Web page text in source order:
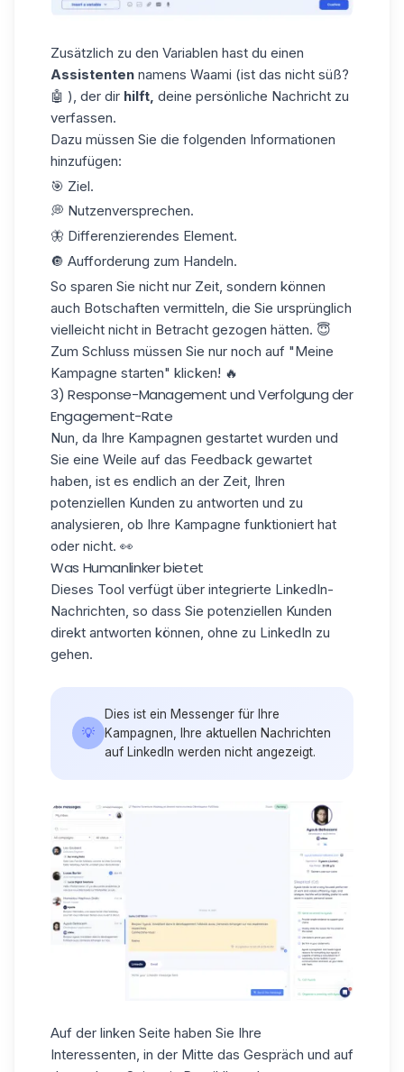
Zusätzlich zu den Variablen hast du einen
Assistenten namens Waami (ist das nicht süß?
🤖 ), der dir hilft, deine persönliche Nachricht zu
verfassen.
Dazu müssen Sie die folgenden Informationen
hinzufügen:
🎯 Ziel.
💭 Nutzenversprechen.
🦋 Differenzierendes Element.
🔘 Aufforderung zum Handeln.
So sparen Sie nicht nur Zeit, sondern können
auch Botschaften vermitteln, die Sie ursprünglich
vielleicht nicht in Betracht gezogen hätten. 😇
Zum Schluss müssen Sie nur noch auf "Meine
Kampagne starten" klicken! 🔥
3) Response-Management und Verfolgung der
Engagement-Rate
Nun, da Ihre Kampagnen gestartet wurden und
Sie eine Weile auf das Feedback gewartet
haben, ist es endlich an der Zeit, Ihren
potenziellen Kunden zu antworten und zu
analysieren, ob Ihre Kampagne funktioniert hat
oder nicht. 👀
Was Humanlinker bietet
Dieses Tool verfügt über integrierte LinkedIn-
Nachrichten, so dass Sie potenziellen Kunden
direkt antworten können, ohne zu LinkedIn zu
gehen.
💡
Dies ist ein Messenger für Ihre
Kampagnen, Ihre aktuellen Nachrichten
auf LinkedIn werden nicht angezeigt.
Auf der linken Seite haben Sie Ihre
Interessenten, in der Mitte das Gespräch und auf